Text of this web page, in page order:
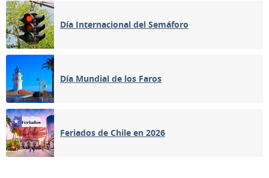
Día Internacional del Semáforo
Día Mundial de los Faros
Feriados de Chile en 2026